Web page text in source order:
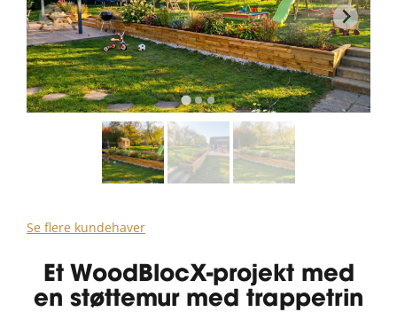
Se flere kundehaver
Et WoodBlocX-projekt med
en støttemur med trappetrin